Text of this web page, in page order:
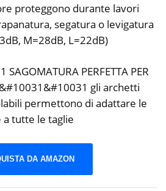
proteggono durante lavori
segatura o levigatura
M=28dB, L=22dB)
PERFETTA PER
&#10031&#10031 gli archetti
permettono di adattare le
tutte le taglie
DA AMAZON